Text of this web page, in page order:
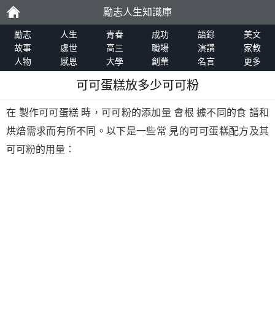
勵
志
勵志人生知識庫
勵志 人生 青春 成功 語錄
美文
故事
處世 高三 職場 演講
家教
人物
感恩 大學 創業 名言 更多
可可蛋糕放多少可可粉
在 製作可可蛋糕 時，可可粉的添加量 會根 據不同的食 譜和
烘焙需求而有所不同。以下是一些常 見的可可蛋糕配方及其
可可粉的用量：